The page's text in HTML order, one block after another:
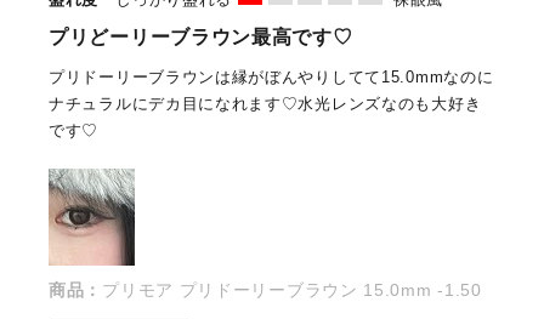
プリどーリーブラウン最高です♡
プリドーリーブラウンは縁がぼんやりしてて15.0mmなのに
ナチュラルにデカ目になれます♡水光レンズなのも大好き
です♡
商品： プリモア プリドーリーブラウン 15.0mm -1.50